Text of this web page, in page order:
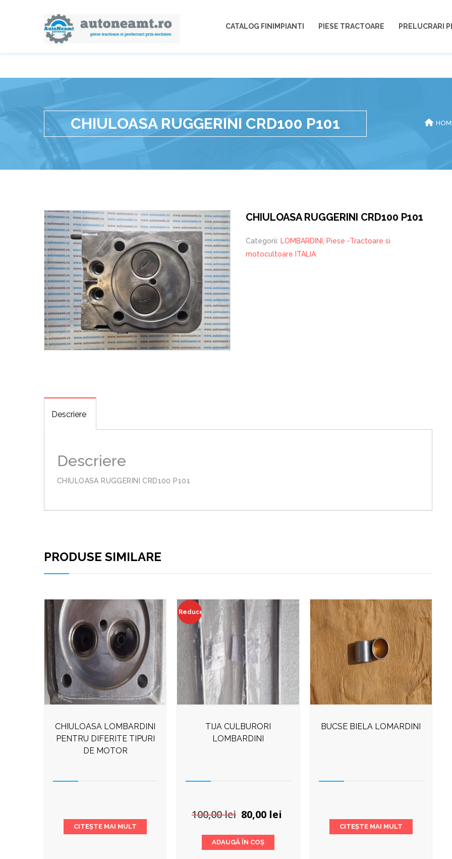
CATALOG FINIMPIANTI PIESE TRACTOARE PRELUCRARI
CHIULOASA RUGGERINI CRD100 P101
CHIULOASA RUGGERINI CRD100 P101
Categorii: LOMBARDINI
Piese -Tractoare si
motocultoare ITALIA
Descriere
Descriere
CHIULOASA RUGGERINI CRD100 P101
PRODUSE SIMILARE
CHIULOASA LOMBARDINI
PENTRU DIFERITE TIPURI
DE MOTOR
CITEȘTE MAI MULT
Reduceri!
TIJA CULBURORI
LOMBARDINI
100,00lei Prețul
a
fost:
80,00 lei
ADAUGĂ ÎN COȘ
BUCSE BIELA LOMARDINI
CITEȘTE MAI MULT